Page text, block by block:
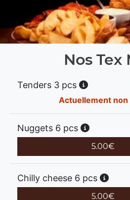
Nos Tex
Tenders 3 pcs
Actuellement non
Nuggets 6 pcs
5.00€
Chilly cheese 6 pcs
5.00€